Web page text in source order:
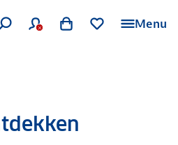
Menu